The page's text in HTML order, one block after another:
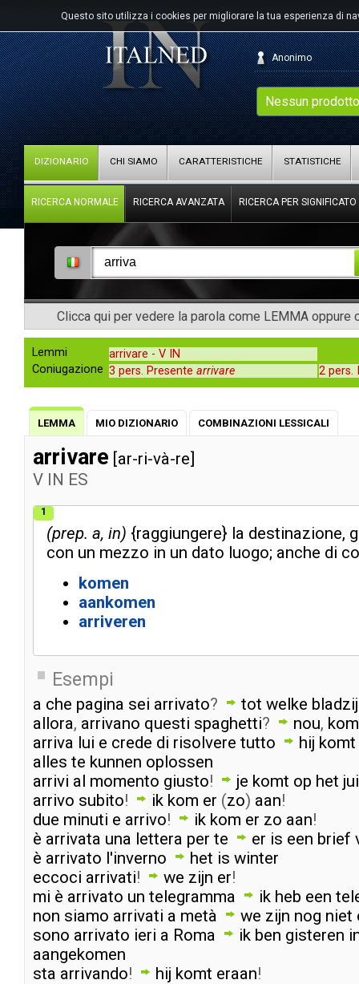
Questo sito utilizza i cookies per migliorare la tua esperienza di
Nessun
Anonimo
DIZIONARIO CHI SIAMO CARATTERISTICHE STATISTICHE
RICERCA NORMALE RICERCA AVANZATA RICERCA PER SIGNIFICATO
Clicca qui per vedere la parola come LEMMA oppure
Lemmi arrivare - V IN
Coniugazione 3 pers. Presente arrivare 2 pers.
LEMMA MIO DIZIONARIO COMBINAZIONI LESSICALI
arrivare [ar-ri-và-re]
V IN ES
1
prep. a, in {raggiungere} la destinazione,
con un mezzo in un dato luogo; anche di
komen
aankomen
arriveren
Esempi
a che pagina sei arrivato? tot welke
allora, arrivano questi spaghetti? nou,
arriva lui e crede di risolvere tutto hij komt
alles te kunnen oplossen
arrivi al momento giusto! je komt op het
arrivo subito! ik kom er (zo) aan!
due minuti e arrivo! ik kom er zo aan!
è arrivata una lettera per te er is een brief
è arrivato l'inverno het is winter
eccoci arrivati! we zijn er!
mi è arrivato un telegramma ik heb een
non siamo arrivati a metà we zijn nog niet
sono arrivato ieri a Roma ik ben gisteren
aangekomen
sta arrivando! hij komt eraan!